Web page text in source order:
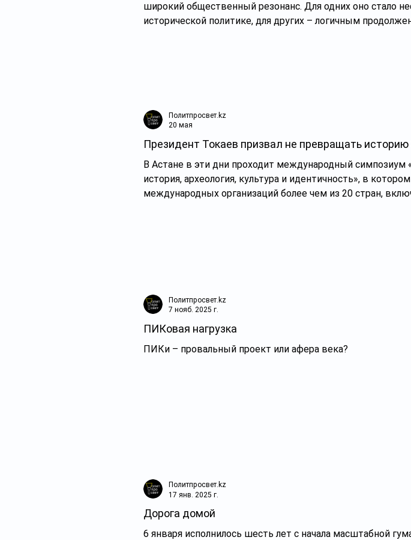
широкий общественный резонанс. Для одних оно стало
исторической политике, для других – логичным
Президент Токаев призвал не превращать
В Астане в эти дни проходит международный симпозиум
история, археология, культура и идентичность», в
международных организаций более чем из 20 стран,
Политпросвет.kz
20 мая
ПИКовая нагрузка
ПИКи – провальный проект или афера века?
Политпросвет.kz
7 нояб. 2025 г.
Дорога домой
6 января исполнилось шесть лет с начала масштабной
Политпросвет.kz
17 янв. 2025 г.